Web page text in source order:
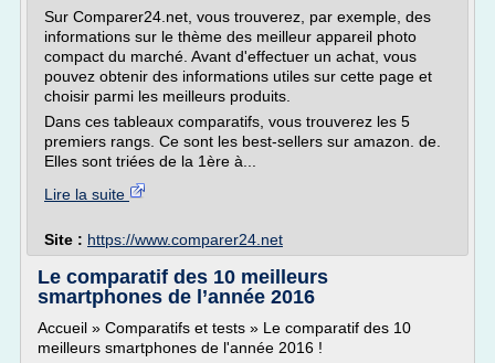
Sur Comparer24.net, vous trouverez, par exemple, des
informations sur le thème des meilleur appareil photo
compact du marché. Avant d'effectuer un achat, vous
pouvez obtenir des informations utiles sur cette page et
choisir parmi les meilleurs produits.
Dans ces tableaux comparatifs, vous trouverez les 5
premiers rangs. Ce sont les best-sellers sur amazon. de.
Elles sont triées de la 1ère à...
Lire la suite
Site : https://www.comparer24.net
Le comparatif des 10 meilleurs
smartphones de l’année 2016
Accueil » Comparatifs et tests » Le comparatif des 10
meilleurs smartphones de l'année 2016 !